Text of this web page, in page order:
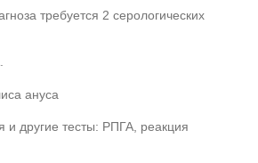
требуется 2 серологических
и другие тесты: РПГА, реакция